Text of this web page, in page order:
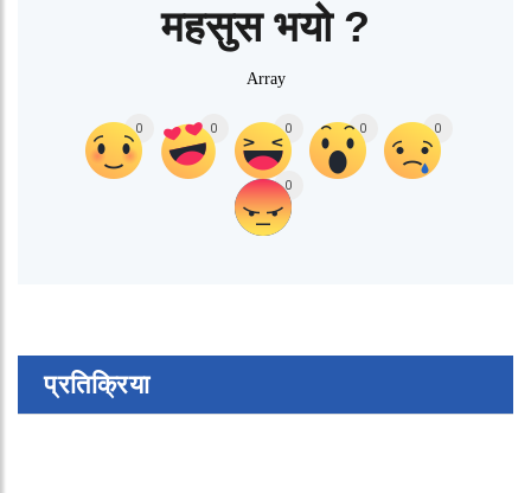
महसुस भयो ?
Array
0 0 0 0 0
0
प्रतिक्रिया